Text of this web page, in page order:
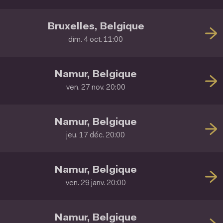
Bruxelles, Belgique
dim. 4 oct. 11:00
Namur, Belgique
ven. 27 nov. 20:00
Namur, Belgique
jeu. 17 déc. 20:00
Namur, Belgique
ven. 29 janv. 20:00
Namur, Belgique